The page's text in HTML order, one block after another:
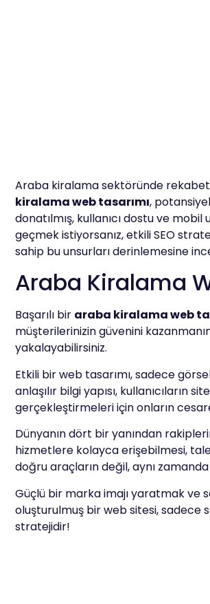
Araba kiralama sektöründe
kiralama web tasarımı,
donatılmış, kullanıcı dostu ve
geçmek istiyorsanız, etkili SEO
sahip bu unsurları derinlemesine
Araba Kiralama
Başarılı bir araba kiralama web
müşterilerinizin güvenini
yakalayabilirsiniz.
Etkili bir web tasarımı, sadece
anlaşılır bilgi yapısı,
gerçekleştirmeleri için onların
Dünyanın dört bir yanından
hizmetlere kolayca erişebilmesi,
doğru araçların değil, aynı
Güçlü bir marka imajı yaratmak ve
oluşturulmuş bir web sitesi, sadece
stratejidir!